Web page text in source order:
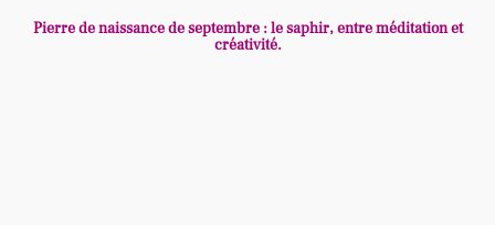
Pierre de naissance de septembre : le saphir, entre méditation et
créativité.